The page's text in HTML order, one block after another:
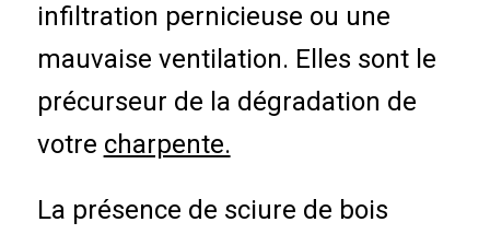
infiltration pernicieuse ou une
mauvaise ventilation. Elles sont le
précurseur de la dégradation de
votre charpente.
La présence de sciure de bois